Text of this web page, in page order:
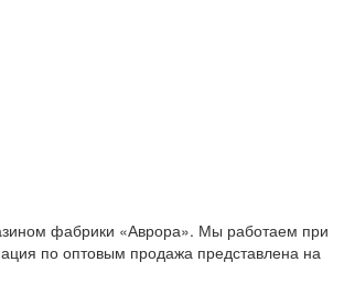
фабрики «Аврора». Мы работаем при
по оптовым продажа представлена на